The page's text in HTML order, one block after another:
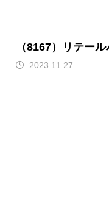
（8167）リテー
2023.11.27